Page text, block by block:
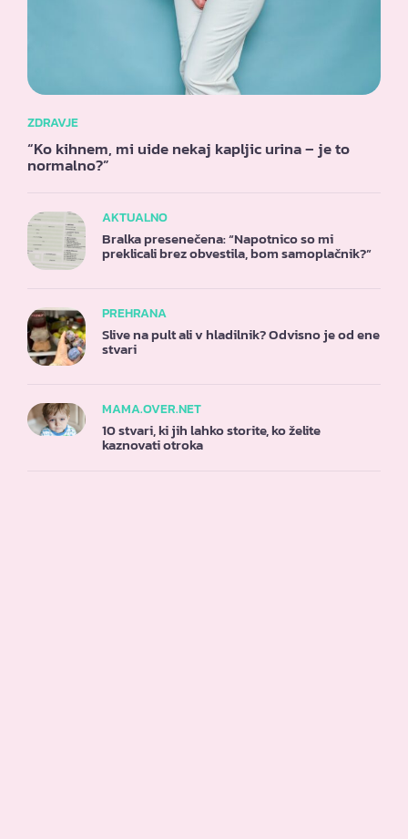
ZDRAVJE
“Ko kihnem, mi uide nekaj kapljic urina – je to
normalno?”
AKTUALNO
Bralka presenečena: “Napotnico so mi
preklicali brez obvestila, bom samoplačnik?”
PREHRANA
Slive na pult ali v hladilnik? Odvisno je od ene
stvari
MAMA.OVER.NET
10 stvari, ki jih lahko storite, ko želite
kaznovati otroka